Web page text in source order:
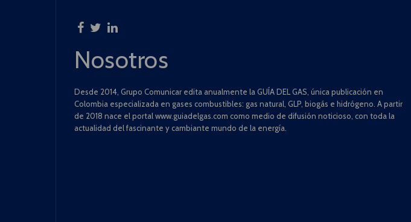
Nosotros
Desde 2014, Grupo Comunicar edita anualmente la GUÍA DEL GAS, única publicación en
Colombia especializada en gases combustibles: gas natural, GLP, biogás e hidrógeno. A partir
de 2018 nace el portal www.guiadelgas.com como medio de difusión noticioso, con toda la
actualidad del fascinante y cambiante mundo de la energía.